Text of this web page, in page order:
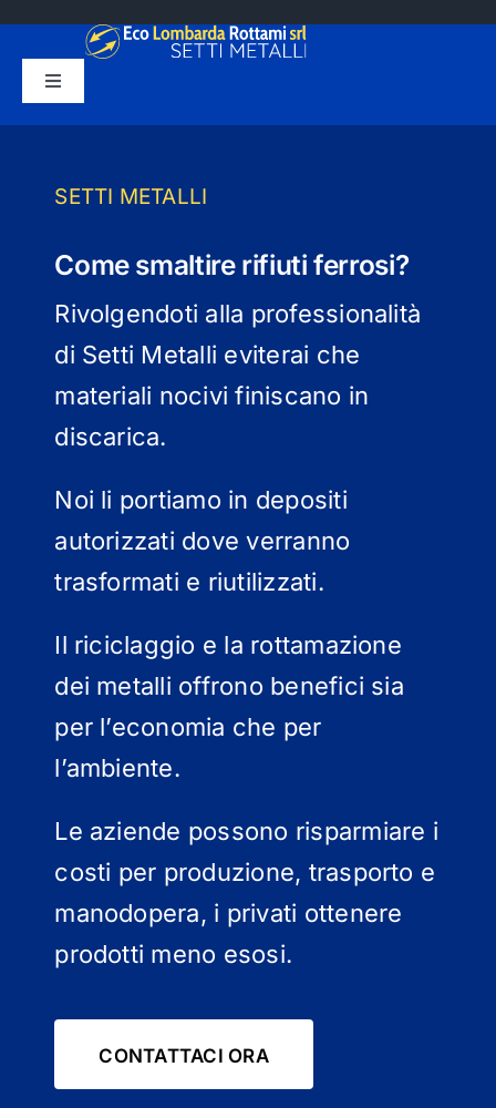
contenuto
Toggle
HOME
CHI SIAMO
SERVIZI
BLOG
CONTATTI
SETTI METALLI
Come smaltire rifiuti ferrosi?
Rivolgendoti alla professionalità
di Setti Metalli eviterai che
materiali nocivi finiscano in
discarica.
Noi li portiamo in depositi
autorizzati dove verranno
trasformati e riutilizzati.
Il riciclaggio e la rottamazione
dei metalli offrono benefici sia
per l’economia che per
l’ambiente.
Le aziende possono risparmiare i
costi per produzione, trasporto e
manodopera, i privati ottenere
prodotti meno esosi.
CONTATTACI ORA